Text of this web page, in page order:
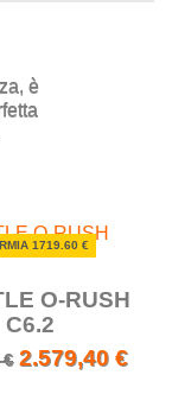
è
O-RUSH
C6.2
€ 2.579,40 €
1719.60 €